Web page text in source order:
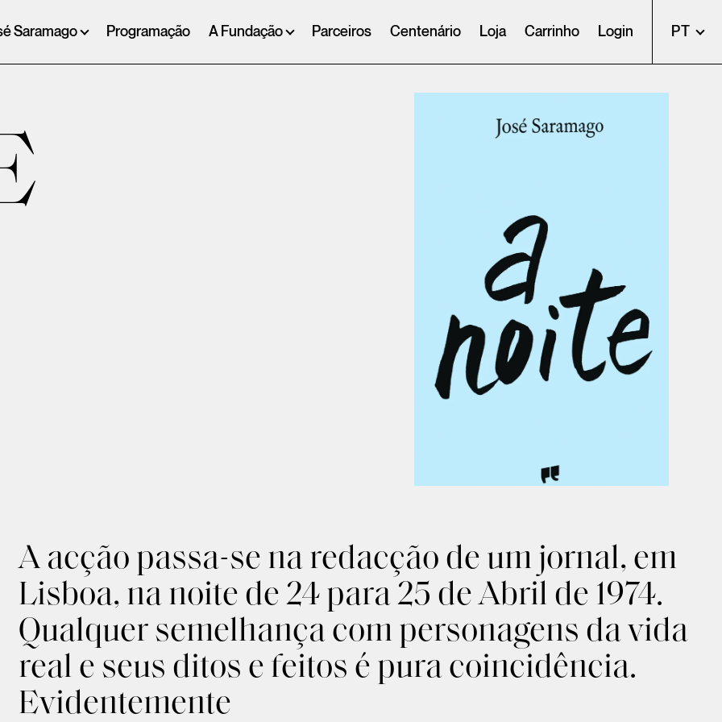
Saramago Programação A Fundação Parceiros Centenário Loja Carrinho Login PT
A acção passa-se na redacção de um jornal, em
Lisboa, na noite de 24 para 25 de Abril de 1974.
Qualquer semelhança com personagens da vida
real e seus ditos e feitos é pura coincidência.
Evidentemente